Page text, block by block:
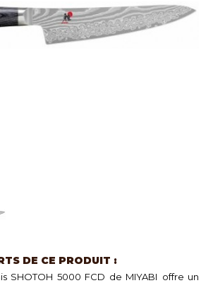
DE CE PRODUIT :
SHOTOH 5000 FCD de MIYABI offre un